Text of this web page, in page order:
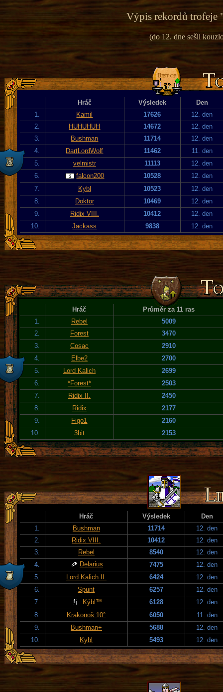
Výpis rekordů trofeje
(do 12. dne sešli
Hráč Výsledek
Den
1.
Kamil 17626
12. den
2.
HUHUHUH 14672
12. den
3.
Bushman 11714
12. den
4.
DartLordWolf 11462
11. den
5.
velmistr 11113
12. den
6.
falcon200 10528
12. den
7.
Kybl 10523
12. den
8.
Doktor 10469
12. den
9.
Ridix VIII. 10412
12. den
10.
Jackass 9838 12. den
Hráč
Průměr za 11 ras
1.
Rebel
5009
2.
Forest
3470
3.
Cosac
2910
4.
Elbe2
2700
5.
Lord Kalich
2699
6.
*Forest*
2503
7.
Ridix II.
2450
8.
Ridix
2177
9.
Figo1
2160
10.
3bit 2153
Hráč Výsledek
Den
1.
Bushman 11714
12. den
2.
Ridix VIII. 10412
12. den
3.
Rebel 8540
12. den
4.
Delarius 7475
12. den
5.
Lord Kalich II. 6424
12. den
6.
Spunt 6257
12. den
7.
Kýbl™ 6128
12. den
8.
Krakonoš 10° 6050
11. den
9.
Bushman+ 5688
12. den
10.
Kybl 5493 12. den